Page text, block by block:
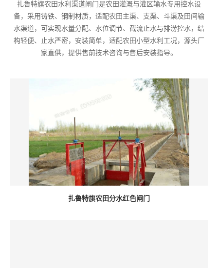
扎鲁特旗农田水利渠道闸门是农田灌溉与灌区输水专用控水设
备，采用铸铁、钢制材质，适配农田主渠、支渠、斗渠及田间输
水渠道，可实现水量分配、水位调节、截流止水与排涝控水，结
构轻便、止水严密，安装简单，适配农田小型水利工况，源头厂
家直供，提供售前技术咨询与售后安装指导。
扎鲁特旗农田分水红色闸门